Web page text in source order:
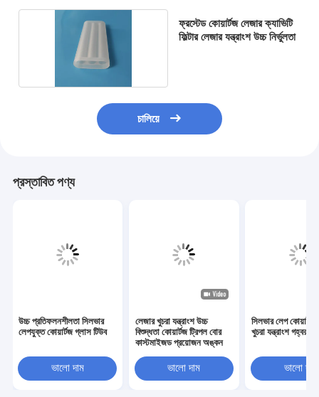
ফ্রস্টেড কোয়ার্টজ লেজার ক্যাভিটি
ফিল্টার লেজার যন্ত্রাংশ উচ্চ নির্ভুলতা
চালিয়ে
প্রস্তাবিত পণ্য
উচ্চ প্রতিফলনশীলতা সিলভার
লেপযুক্ত কোয়ার্টজ গ্লাস টিউব
ভালো দাম
লেজার খুচরা যন্ত্রাংশ উচ্চ
বিশুদ্ধতা কোয়ার্টজ ট্রিপল বোর
কাস্টমাইজড প্রয়োজন অঙ্কন
ভালো দাম
সিলভার লেপ কোয়ার্টজ
খুচরা যন্ত্রাংশ গহ্বর
ভালো দাম